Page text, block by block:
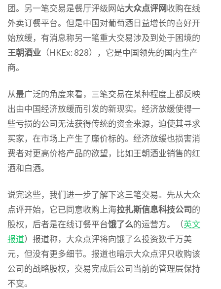
团。另一笔交易是餐厅评级网站大众点评网收购在线
外卖订餐平台。但是中国对葡萄酒日益增长的喜好开
始放缓，有消息称另一笔重大交易涉及到处于困境的
王朝酒业 （HKEx: 828），它是中国领先的国内生产
商。
从最广泛的角度来看，三笔交易在某种程度上都反映
出由中国经济放缓而引发的新现实。经济放缓使得一
些亏损的公司无法获得传统的资金来源，迫使其寻求
买家，在市场上产生了廉价标的。经济放缓也损害消
费者对更高价格产品的欲望，比如王朝酒业销售的红
酒和白酒。
说完这些，我们进一步了解下这三笔交易。先从大众
点评开始，它已同意收购上海拉扎斯信息科技公司的
股权，后者是在线订餐平台饿了么的运营方。（英文
报道）报道称，大众点评将向饿了么投资数千万美
元，但没有更多细节。报道也暗示大众点评只收购该
公司的战略股权，交易完成后公司当前的管理层保持
不变。